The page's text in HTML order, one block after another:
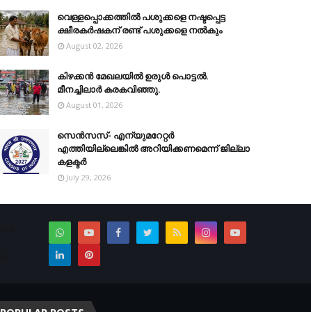
വെള്ളപ്പൊക്കത്തില്‍ പശുക്കളെ നഷ്ടപ്പെട്ട
ക്ഷീരകര്‍ഷകന് രണ്ട് പശുക്കളെ നല്‍കും
August 02, 2026
കിഴക്കന്‍ മേഖലയില്‍ ഉരുള്‍ പൊട്ടല്‍.
മീനച്ചിലാര്‍ കരകവിഞ്ഞു.
August 01, 2026
സെന്‍സസ്- എന്യുമറേറ്റര്‍
എത്തിയില്ലെങ്കില്‍ അറിയിക്കണമെന്ന് ജില്ലാ
കളക്ടര്‍
July 29, 2026